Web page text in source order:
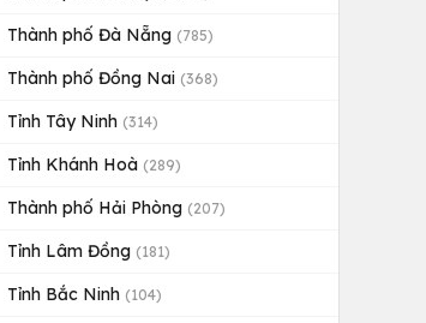
Thành phố Đà Nẵng (785)
Thành phố Đồng Nai (368)
Tỉnh Tây Ninh (314)
Tỉnh Khánh Hoà (289)
Thành phố Hải Phòng (207)
Tỉnh Lâm Đồng (181)
Tỉnh Bắc Ninh (104)